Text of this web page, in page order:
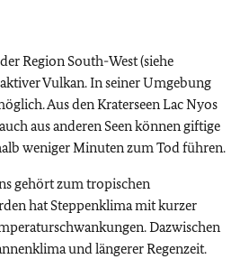
Region South-West (siehe
Vulkan. In seiner Umgebung
Aus den Kraterseen Lac Nyos
auch aus anderen Seen können giftige
weniger Minuten zum Tod führen.
gehört zum tropischen
hat Steppenklima mit kurzer
Dazwischen
und längerer Regenzeit.